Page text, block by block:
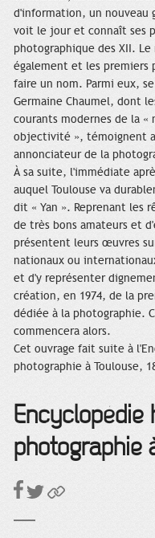
d'information, un nouveau
voit le jour et connaît ses
photographique des XII.
également et les premiers
faire un nom. Parmi eux,
Germaine Chaumel, dont
courants modernes de la
objectivité », témoignent
annonciateur de la
À sa suite, l'immédiate
auquel Toulouse va
dit « Yan ». Reprenant les
de très bons amateurs et
présentent leurs œuvres
nationaux ou
et d'y représenter
création, en 1974, de la
dédiée à la photographie.
commencera alors.
Cet ouvrage fait suite à
photographie à Toulouse,
Encyclopédie
photographie